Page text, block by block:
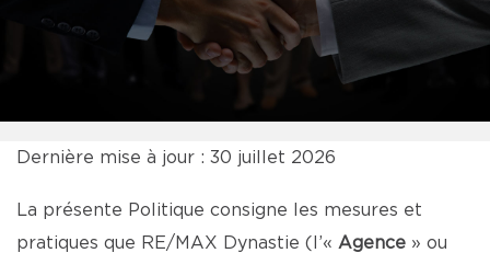
Dernière mise à jour : 30 juillet 2026
La présente Politique consigne les mesures et
pratiques que RE/MAX Dynastie (l’« Agence » ou